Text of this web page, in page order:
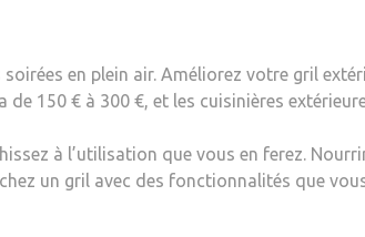
en plein air. Améliorez votre gril
150 € à 300 €, et les cuisinières
à l’utilisation que vous en ferez.
un gril avec des fonctionnalités que